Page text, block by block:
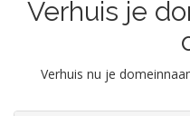
Verhuis je
Verhuis nu je